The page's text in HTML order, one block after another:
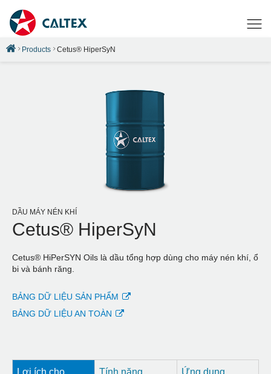
Products Cetus® HiperSyN
DẦU MÁY NÉN KHÍ
Cetus® HiperSyN
Cetus® HiPerSYN Oils là dầu tổng hợp dùng cho máy nén khí, ổ
bi và bánh răng.
BẢNG DỮ LIỆU SẢN PHẨM
BẢNG DỮ LIỆU AN TOÀN
Lợi ích cho
Tính năng Ứng dụng